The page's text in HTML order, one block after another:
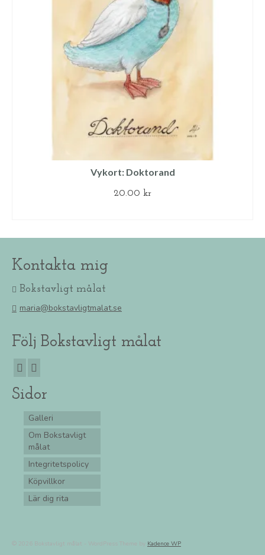
Vykort: Doktorand
20.00 kr
Kontakta mig
Bokstavligt målat
maria@bokstavligtmalat.se
Följ Bokstavligt målat
Sidor
Galleri
Om Bokstavligt
målat
Integritetspolicy
Köpvillkor
Lär dig rita
© 2026 Bokstavligt målat - WordPress Theme by Kadence WP